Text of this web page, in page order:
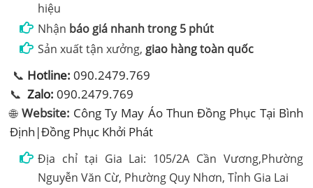
hiệu
Nhận báo giá nhanh trong 5 phút
Sản xuất tận xưởng, giao hàng toàn quốc
📞 Hotline: 090.2479.769
📞Zalo: 090.2479.769
🌐 Website: Công Ty May Áo Thun Đồng Phục Tại Bình
Định|Đồng Phục Khởi Phát
Địa chỉ tại Gia Lai: 105/2A Cần Vương,Phường
Nguyễn Văn Cừ, Phường Quy Nhơn, Tỉnh Gia Lai